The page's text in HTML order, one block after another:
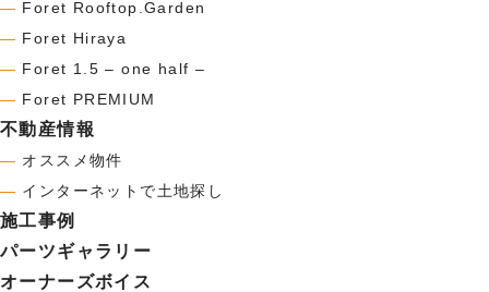
― Foret Rooftop.Garden
― Foret Hiraya
― Foret 1.5 – one half –
― Foret PREMIUM
不動産情報
― オススメ物件
― インターネットで土地探し
施工事例
パーツギャラリー
オーナーズボイス